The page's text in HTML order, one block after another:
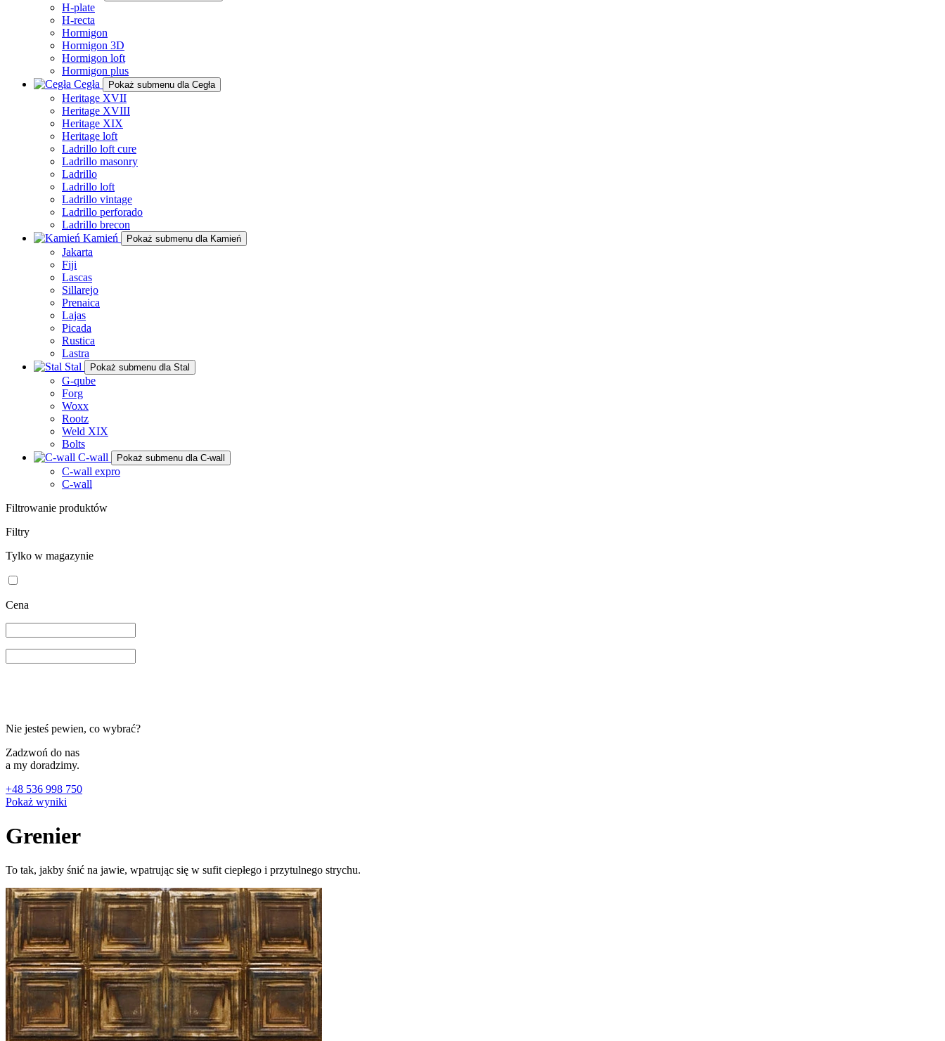
H-plate
H-recta
Hormigon
Hormigon 3D
Hormigon loft
Hormigon plus
Cegła
Pokaż submenu dla Cegła
Heritage XVII
Heritage XVIII
Heritage XIX
Heritage loft
Ladrillo loft cure
Ladrillo masonry
Ladrillo
Ladrillo loft
Ladrillo vintage
Ladrillo perforado
Ladrillo brecon
Kamień
Pokaż submenu dla Kamień
Jakarta
Fiji
Lascas
Sillarejo
Prenaica
Lajas
Picada
Rustica
Lastra
Stal
Pokaż submenu dla Stal
G-qube
Forg
Woxx
Rootz
Weld XIX
Bolts
C-wall
Pokaż submenu dla C-wall
C-wall expro
C-wall
Filtrowanie produktów
Filtry
Tylko w magazynie
Cena
Nie jesteś pewien, co wybrać?
Zadzwoń do nas
a my doradzimy.
+48 536 998 750
Pokaż wyniki
Grenier
To tak, jakby śnić na jawie, wpatrując się w sufit ciepłego i przytulnego strychu.